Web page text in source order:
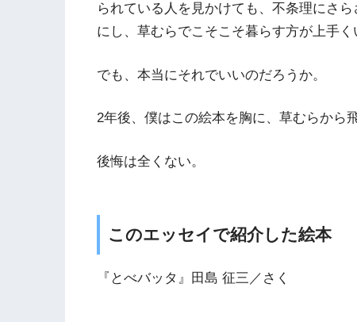
られている人を見かけても、不条理にさ
にし、草むらでこそこそ暮らす方が上手く
でも、本当にそれでいいのだろうか。
2年後、僕はこの絵本を胸に、草むらから
後悔は全くない。
このエッセイで紹介した絵本
『とべバッタ』田島 征三／さく